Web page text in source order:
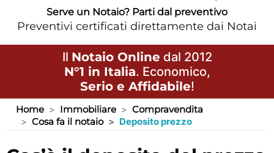
Serve un Notaio? Parti dal preventivo
Preventivi certificati direttamente dai Notai
Il Notaio Online dal 2012
N°1 in Italia. Economico,
Serio e Affidabile!
Home Immobiliare
Compravendita
Cosa fa il notaio
Deposito prezzo